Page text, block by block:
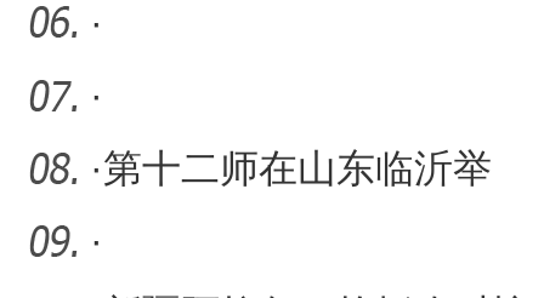
亮
·
·
·第十二师在山东临沂举
办“一带一路”招商引资推介
·